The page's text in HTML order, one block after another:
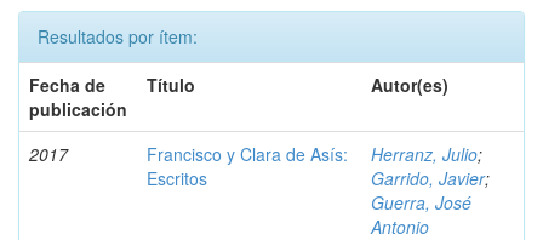
Resultados por ítem:
Fecha de
publicación
Título Autor(es)
2017
Francisco y Clara de Asís:
Escritos
Herranz, Julio;
Garrido, Javier;
Guerra, José
Antonio